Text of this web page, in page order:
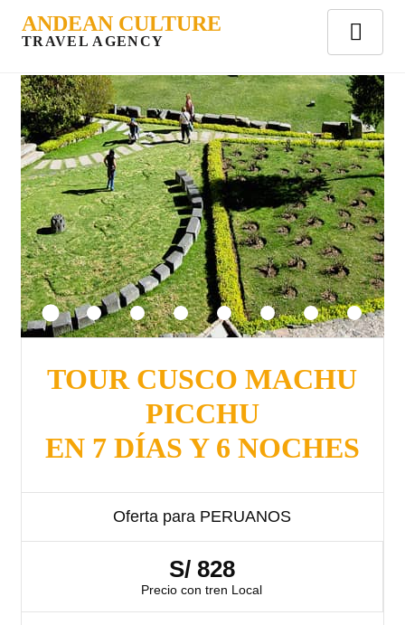
ANDEAN CULTURE
TRAVEL AGENCY
TOUR CUSCO MACHU
PICCHU
EN 7 DÍAS Y 6 NOCHES
Oferta para PERUANOS
S/ 828
Precio con tren Local